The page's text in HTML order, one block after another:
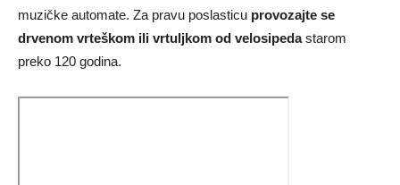
muzičke automate. Za pravu poslasticu provozajte se
drvenom vrteškom ili vrtuljkom od velosipedastarom
preko 120 godina.